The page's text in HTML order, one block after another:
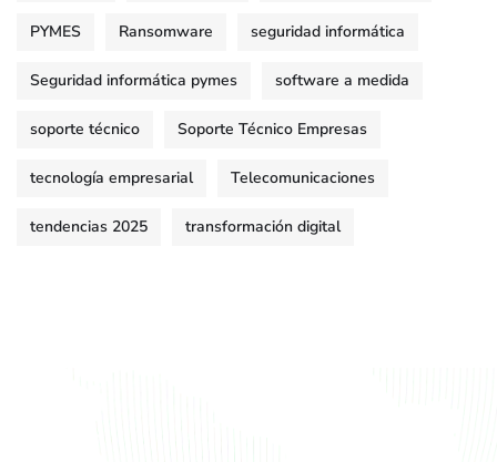
PYMES Ransomware seguridad informática
Seguridad informática pymes software a medida
soporte técnico Soporte Técnico Empresas
tecnología empresarial Telecomunicaciones
tendencias 2025 transformación digital